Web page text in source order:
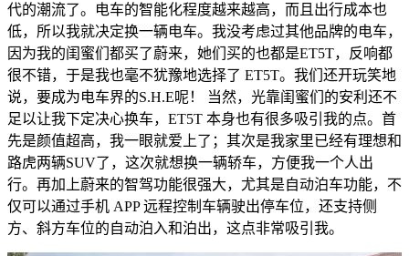
代的潮流了。电车的智能化程度越来越高，而且出行成本也
低，所以我就决定换一辆电车。我没考虑过其他品牌的电车，
因为我的闺蜜们都买了蔚来，她们买的也都是ET5T，反响都
很不错，于是我也毫不犹豫地选择了 ET5T。我们还开玩笑地
说，要成为电车界的S.H.E呢！ 当然，光靠闺蜜们的安利还不
足以让我下定决心换车，ET5T 本身也有很多吸引我的点。首
先是颜值超高，我一眼就爱上了；其次是我家里已经有理想和
路虎两辆SUV了，这次就想换一辆轿车，方便我一个人出
行。再加上蔚来的智驾功能很强大，尤其是自动泊车功能，不
仅可以通过手机 APP 远程控制车辆驶出停车位，还支持侧
方、斜方车位的自动泊入和泊出，这点非常吸引我。